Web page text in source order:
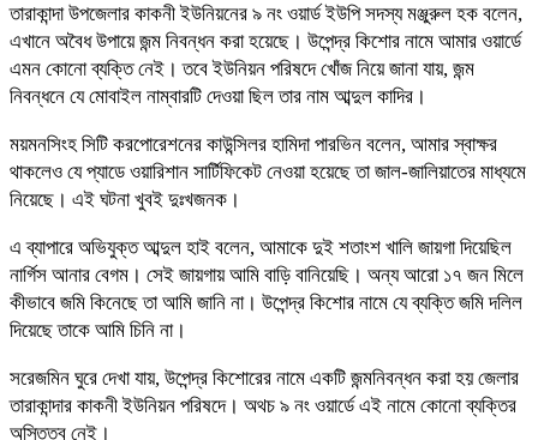
তারাকান্দা উপজেলার কাকনী ইউনিয়নের ৯ নং ওয়ার্ড ইউপি সদস্য মঞ্জুরুল হক বলেন,
এখানে অবৈধ উপায়ে জন্ম নিবন্ধন করা হয়েছে। উপেন্দ্র কিশোর নামে আমার ওয়ার্ডে
এমন কোনো ব্যক্তি নেই। তবে ইউনিয়ন পরিষদে খোঁজ নিয়ে জানা যায়, জন্ম
নিবন্ধনে যে মোবাইল নাম্বারটি দেওয়া ছিল তার নাম আব্দুল কাদির।
ময়মনসিংহ সিটি করপোরেশনের কাউন্সিলর হামিদা পারভিন বলেন, আমার স্বাক্ষর
থাকলেও যে প্যাডে ওয়ারিশান সার্টিফিকেট নেওয়া হয়েছে তা জাল-জালিয়াতের মাধ্যমে
নিয়েছে। এই ঘটনা খুবই দুঃখজনক।
এ ব্যাপারে অভিযুক্ত আব্দুল হাই বলেন, আমাকে দুই শতাংশ খালি জায়গা দিয়েছিল
নার্গিস আনার বেগম। সেই জায়গায় আমি বাড়ি বানিয়েছি। অন্য আরো ১৭ জন মিলে
কীভাবে জমি কিনেছে তা আমি জানি না। উপেন্দ্র কিশোর নামে যে ব্যক্তি জমি দলিল
দিয়েছে তাকে আমি চিনি না।
সরেজমিন ঘুরে দেখা যায়, উপেন্দ্র কিশোরের নামে একটি জন্মনিবন্ধন করা হয় জেলার
তারাকান্দার কাকনী ইউনিয়ন পরিষদে। অথচ ৯ নং ওয়ার্ডে এই নামে কোনো ব্যক্তির
অস্তিত্ব নেই।